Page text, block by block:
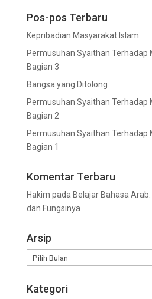
Pos-pos Terbaru
Kepribadian Masyarakat Islam
Permusuhan Syaithan Terhadap
Bagian 3
Bangsa yang Ditolong
Permusuhan Syaithan Terhadap
Bagian 2
Permusuhan Syaithan Terhadap
Bagian 1
Komentar Terbaru
Hakim pada Belajar Bahasa
dan Fungsinya
Arsip
Arsip
Kategori